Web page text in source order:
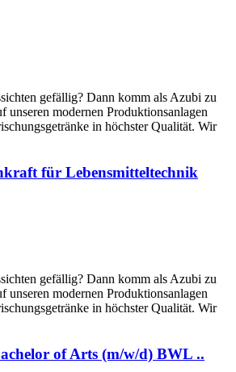
gefällig? Dann komm als Azubi zu
unseren modernen Produktionsanlagen
in höchster Qualität. Wir
für Lebensmitteltechnik
gefällig? Dann komm als Azubi zu
unseren modernen Produktionsanlagen
in höchster Qualität. Wir
of Arts (m/w/d) BWL ..